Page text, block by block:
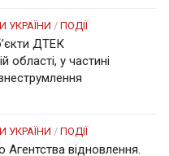
УКРАЇНИ / ПОДІЇ
ДТЕК
області, у частині
УКРАЇНИ / ПОДІЇ
відновлення.